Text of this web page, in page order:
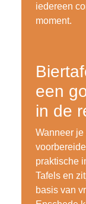
iedereen
moment.
een
in de
Wanneer
praktische
Tafels en
basis van